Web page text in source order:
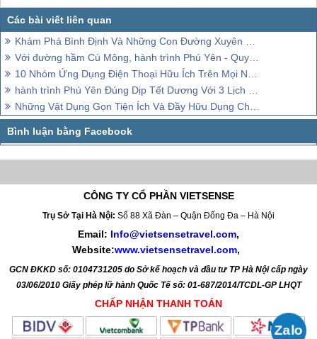
Khám Phá Bình Định Và Những Con Đường Xuyên Biển Tuyệt Nhất Việt Nam
Với đường hầm Cù Mông, hành trình Phú Yên - Quy Nhơn chỉ là chuyện nhỏ,
10 Nhóm Ứng Dụng Điện Thoại Hữu Ích Trên Mọi Nẻo Đường hành trình
hành trình Phú Yên Đúng Dịp Tết Dương Với 3 Lịch Trình Mẫu Tuyệt Vời
Những Vật Dụng Gọn Tiện Ích Và Đầy Hữu Dụng Cho Mọi Chuyến Đi
CÔNG TY CỔ PHẦN VIETSENSE
Trụ Sở Tại Hà Nội: Số 88 Xã Đàn – Quận Đống Đa – Hà Nội
Email: Info@vietsensetravel.com,
Website:www.vietsensetravel.com,
GCN ĐKKD số: 0104731205 do Sở kế hoạch và đầu tư TP Hà Nội cấp ngày
03/06/2010 Giấy phép lữ hành Quốc Tế số: 01-687/2014/TCDL-GP LHQT
CHẤP NHẬN THANH TOÁN